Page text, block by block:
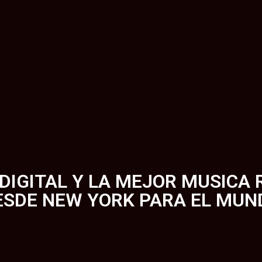
Y LA MEJOR MUSICA
NEW YORK PARA EL